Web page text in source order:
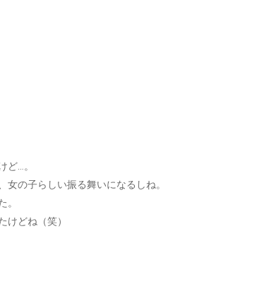
ど…。
の子らしい振る舞いになるしね。
どね（笑）